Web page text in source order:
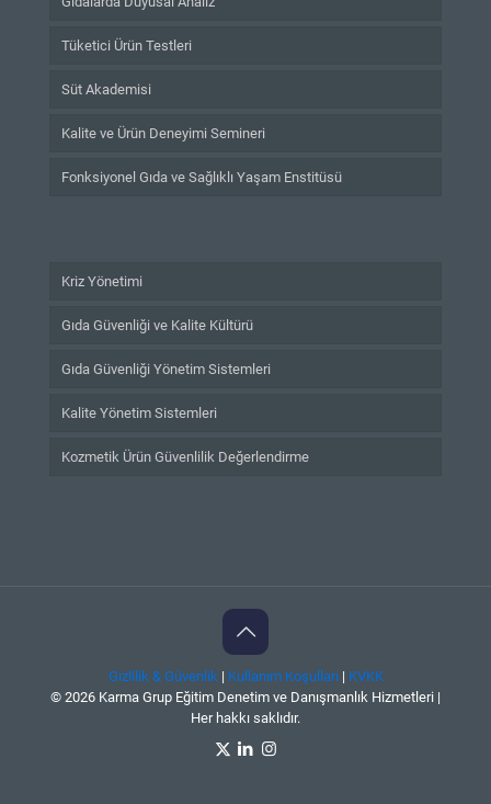
Tüketici Ürün Testleri
Süt Akademisi
Kalite ve Ürün Deneyimi Semineri
Fonksiyonel Gıda ve Sağlıklı Yaşam Enstitüsü
Kriz Yönetimi
Gıda Güvenliği ve Kalite Kültürü
Gıda Güvenliği Yönetim Sistemleri
Kalite Yönetim Sistemleri
Kozmetik Ürün Güvenlilik Değerlendirme
Gizlilik & Güvenlik| Kullanım Koşulları | KVKK
© 2026 Karma Grup Eğitim Denetim ve Danışmanlık Hizmetleri |
Her hakkı saklıdır.